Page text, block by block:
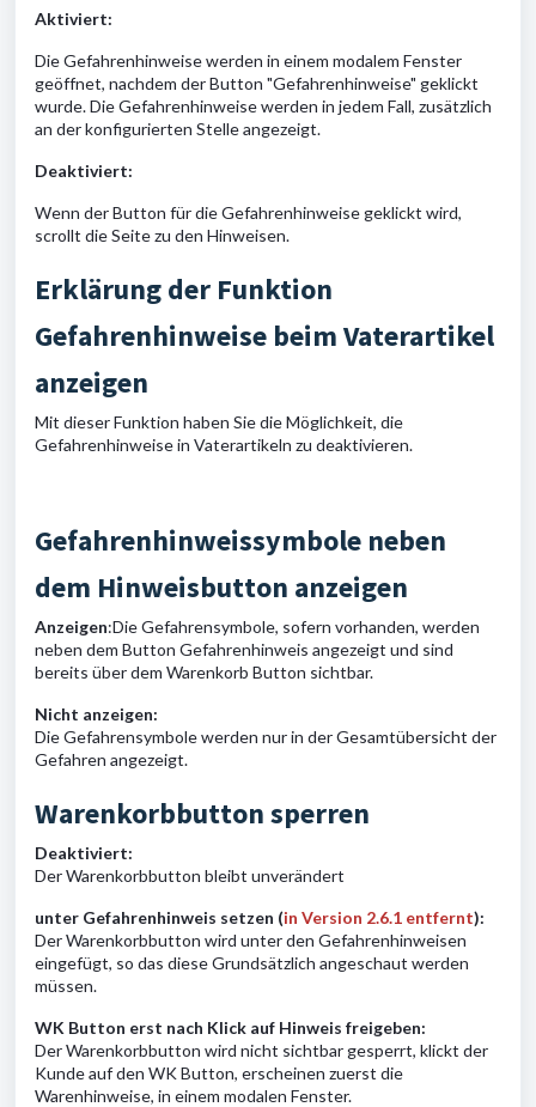
Aktiviert:
Die Gefahrenhinweise werden in einem modalem Fenster
geöffnet, nachdem der Button "Gefahrenhinweise" geklickt
wurde. Die Gefahrenhinweise werden in jedem Fall, zusätzlich
an der konfigurierten Stelle angezeigt.
Deaktiviert:
Wenn der Button für die Gefahrenhinweise geklickt wird,
scrollt die Seite zu den Hinweisen.
Erklärung der Funktion
Gefahrenhinweise beim Vaterartikel
anzeigen
Mit dieser Funktion haben Sie die Möglichkeit, die
Gefahrenhinweise in Vaterartikeln zu deaktivieren.
Gefahrenhinweissymbole neben
dem Hinweisbutton anzeigen
Anzeigen:Die Gefahrensymbole, sofern vorhanden, werden
neben dem Button Gefahrenhinweis angezeigt und sind
bereits über dem Warenkorb Button sichtbar.
Nicht anzeigen:
Die Gefahrensymbole werden nur in der Gesamtübersicht der
Gefahren angezeigt.
Warenkorbbutton sperren
Deaktiviert:
Der Warenkorbbutton bleibt unverändert
unter Gefahrenhinweis setzen (in Version 2.6.1 entfernt):
Der Warenkorbbutton wird unter den Gefahrenhinweisen
eingefügt, so das diese Grundsätzlich angeschaut werden
müssen.
WK Button erst nach Klick auf Hinweis freigeben:
Der Warenkorbbutton wird nicht sichtbar gesperrt, klickt der
Kunde auf den WK Button, erscheinen zuerst die
Warenhinweise, in einem modalen Fenster.